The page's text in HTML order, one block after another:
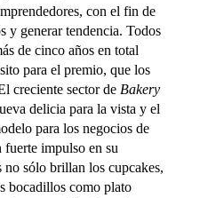
con el fin de
y generar tendencia. Todos
de cinco años en total
para el premio, que los
creciente sector de Bakery
delicia para la vista y el
para los negocios de
fuerte impulso en su
sólo brillan los cupcakes,
bocadillos como plato